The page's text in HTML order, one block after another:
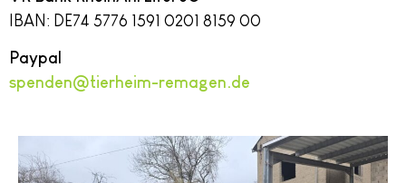
IBAN: DE74 5776 1591 0201 8159 00
Paypal
spenden@tierheim-remagen.de